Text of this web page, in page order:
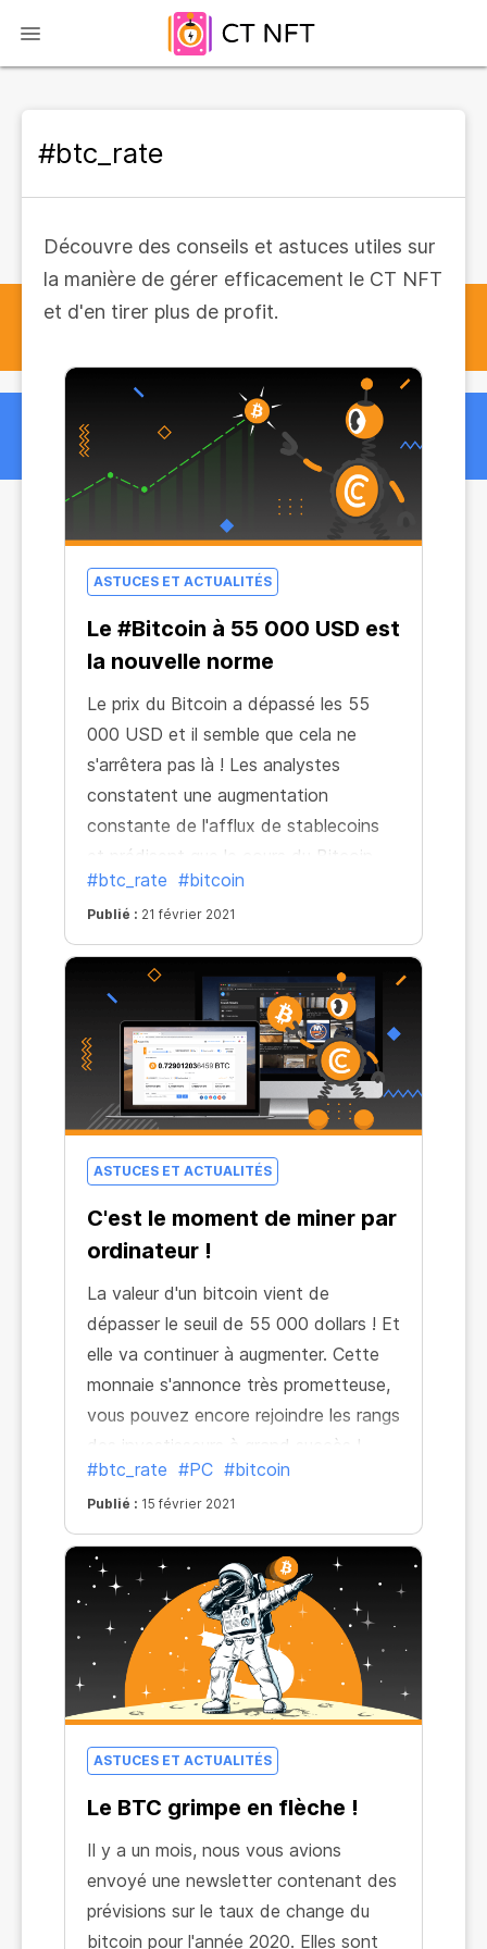
#btc_rate
Découvre des conseils et astuces utiles sur
la manière de gérer efficacement le CT NFT
et d'en tirer plus de profit.
ASTUCES ET ACTUALITÉS
Le #Bitcoin à 55 000 USD est
la nouvelle norme
Le prix du Bitcoin a dépassé les 55
000 USD et il semble que cela ne
s'arrêtera pas là ! Les analystes
constatent une augmentation
constante de l'afflux de stablecoins
et prédisent que le cours du Bitcoin
pourrait doubler pour atteindre 100
000 USD d'ici à la fin de l'année. Et on
peut le croire en ayant vu la valeur du
Bitcoin croître de 70 % depuis le
début de 2021.
#btc_rate #bitcoin
Publié : 21 février 2021
ASTUCES ET ACTUALITÉS
C'est le moment de miner par
ordinateur !
La valeur d'un bitcoin vient de
dépasser le seuil de 55 000 dollars ! Et
elle va continuer à augmenter. Cette
monnaie s'annonce très prometteuse,
vous pouvez encore rejoindre les rangs
des investisseurs à grand succès !
#btc_rate #PC #bitcoin
Publié : 15 février 2021
ASTUCES ET ACTUALITÉS
Le BTC grimpe en flèche !
Il y a un mois, nous vous avions
envoyé une newsletter contenant des
prévisions sur le taux de change du
bitcoin pour l'année 2020. Elles sont